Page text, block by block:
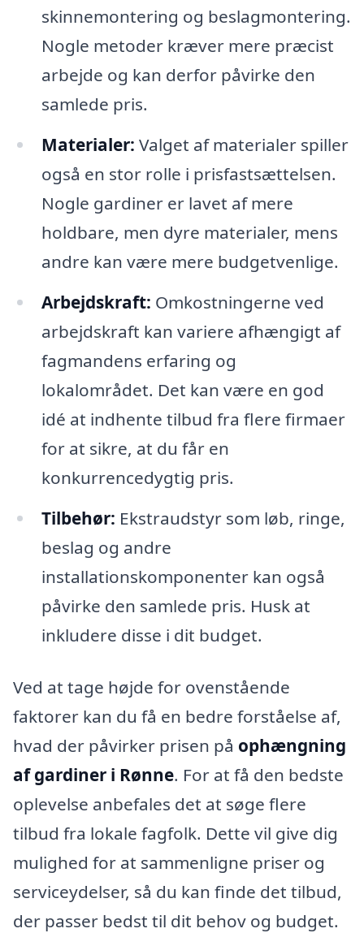
skinnemontering og beslagmontering.
Nogle metoder kræver mere præcist
arbejde og kan derfor påvirke den
samlede pris.
Materialer: Valget af materialer spiller
også en stor rolle i prisfastsættelsen.
Nogle gardiner er lavet af mere
holdbare, men dyre materialer, mens
andre kan være mere budgetvenlige.
Arbejdskraft: Omkostningerne ved
arbejdskraft kan variere afhængigt af
fagmandens erfaring og
lokalområdet. Det kan være en god
idé at indhente tilbud fra flere firmaer
for at sikre, at du får en
konkurrencedygtig pris.
Tilbehør: Ekstraudstyr som løb, ringe,
beslag og andre
installationskomponenter kan også
påvirke den samlede pris. Husk at
inkludere disse i dit budget.
Ved at tage højde for ovenstående
faktorer kan du få en bedre forståelse af,
hvad der påvirker prisen på ophængning
af gardiner i Rønne. For at få den bedste
oplevelse anbefales det at søge flere
tilbud fra lokale fagfolk. Dette vil give dig
mulighed for at sammenligne priser og
serviceydelser, så du kan finde det tilbud,
der passer bedst til dit behov og budget.